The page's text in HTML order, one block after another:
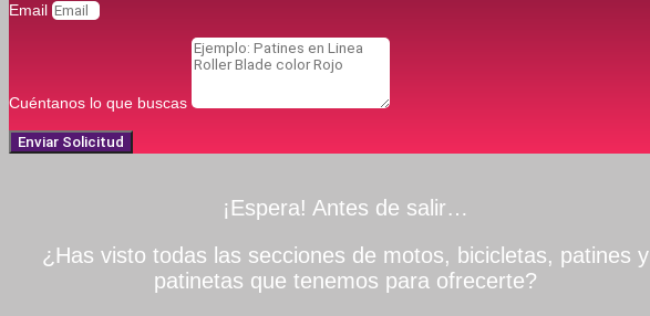
Email
Cuéntanos lo que buscas
Enviar Solicitud
¡Espera! Antes de salir…
¿Has visto todas las secciones de motos, bicicletas, patines y
patinetas que tenemos para ofrecerte?